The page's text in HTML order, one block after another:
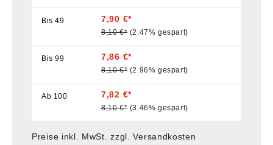
Bis49 7,90 €*
8,10 €* (2.47% gespart)
Bis99 7,86 €*
8,10 €* (2.96% gespart)
Ab 100 7,82 €*
8,10 €* (3.46% gespart)
Preise inkl. MwSt. zzgl. Versandkosten